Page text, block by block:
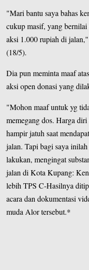
"Mari bantu saya bahas
cukup masif, yang bernilai
aksi 1.000 rupiah di
(18/5).
Dia pun meminta maaf
aksi open donasi yang
"Mohon maaf untuk yg
memegang dos. Harga
hampir jatuh saat
jalan. Tapi bagi saya
lakukan, mengingat
jalan di Kota Kupang:
lebih TPS C-Hasilnya
acara dan dokumentasi
muda Alor tersebut.*